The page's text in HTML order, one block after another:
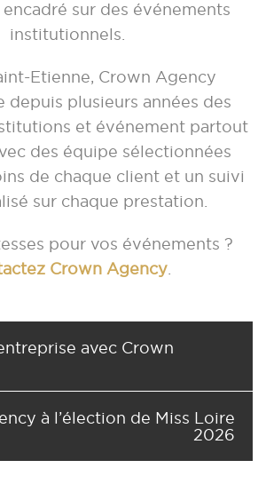
sur des événements
institutionnels.
Etienne, Crown Agency
depuis plusieurs années des
et événement partout
des équipe sélectionnées
de chaque client et un suivi
sur chaque prestation.
pour vos événements ?
Crown Agency.
avec Crown
à l’élection de Miss Loire
2026